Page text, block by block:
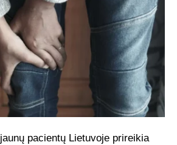
pacientų Lietuvoje prireikia